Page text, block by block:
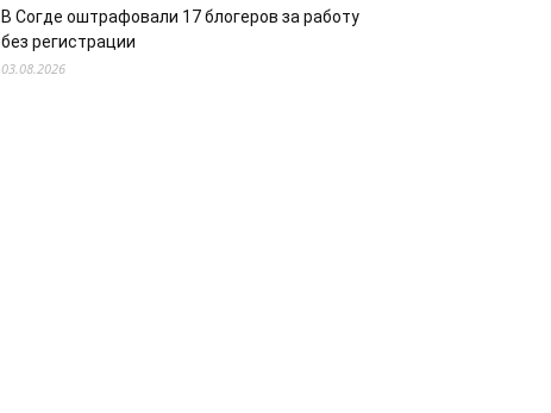
В Согде оштрафовали 17 блогеров за работу
без регистрации
03.08.2026